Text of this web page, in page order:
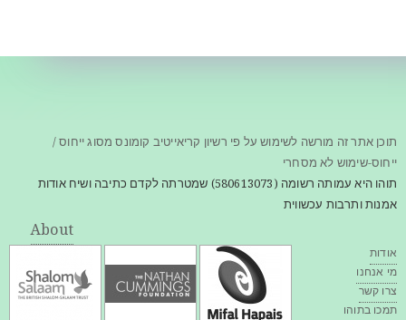
תוכן אתר זה מורשה לשימוש על פי רשיון קריאייטיב קומונס מסוג ייחוס /
ייחוס-שימוש לא מסחרי
תוהו היא עמותה רשומה (580613073) שמטרתה לקדם כתיבה ושיח אודות
אמנות ותרבות עכשווית
About
אודות
מי אנחנו
צרו קשר
תמכו בתוהו